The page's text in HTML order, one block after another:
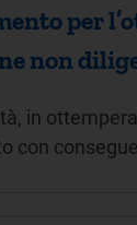
per
non
in
con